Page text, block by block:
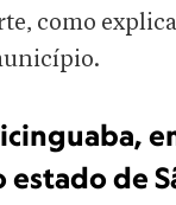
como
de